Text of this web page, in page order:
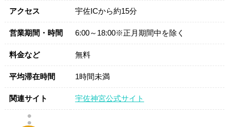
アクセス 宇佐ICから約15分
営業期間・時間 6:00～18:00※正月期間中を除く
料金など 無料
平均滞在時間 1時間未満
関連サイト 宇佐神宮公式サイト